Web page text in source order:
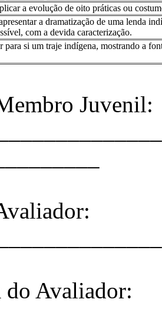
a evolução de oito práticas ou
a dramatização de uma lenda
com a devida caracterização.
para si um traje indígena, mostrando a
Juvenil:
do Avaliador: